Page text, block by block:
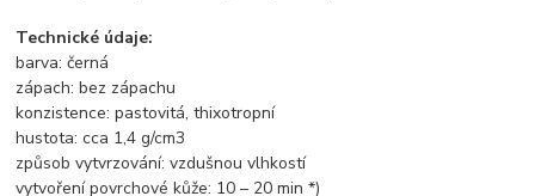
Technické údaje:
barva: černá
zápach: bez zápachu
konzistence: pastovitá, thixotropní
hustota: cca 1,4 g/cm3
způsob vytvrzování: vzdušnou vlhkostí
vytvoření povrchové kůže: 10 – 20 min *)